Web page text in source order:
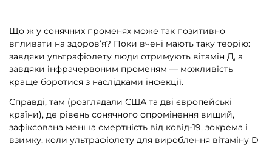
Що ж у сонячних променях може так позитивно
впливати на здоров’я? Поки вчені мають таку теорію:
завдяки ультрафіолету люди отримують вітамін Д, а
завдяки інфрачервоним променям — можливість
краще боротися з наслідками інфекції.
Справді, там (розглядали США та дві європейські
країни), де рівень сонячного опромінення вищий,
зафіксована менша смертність від ковід-19, зокрема і
взимку, коли ультрафіолету для вироблення вітаміну D